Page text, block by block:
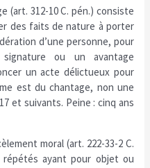
(art. 312-10 C. pén.) consiste
des faits de nature à porter
d’une personne, pour
ou un avantage
un acte délictueux pour
est du chantage, non une
et suivants. Peine : cinq ans
moral (art. 222-33-2 C.
répétés ayant pour objet ou